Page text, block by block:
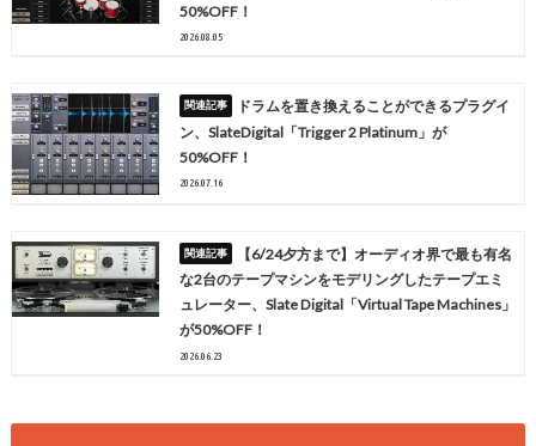
50%OFF！
2026.08.05
ドラムを置き換えることができるプラグイ
ン、SlateDigital「Trigger 2 Platinum」が
50%OFF！
2026.07.16
【6/24夕方まで】オーディオ界で最も有名
な2台のテープマシンをモデリングしたテープエミ
ュレーター、Slate Digital「Virtual Tape Machines」
が50%OFF！
2026.06.23